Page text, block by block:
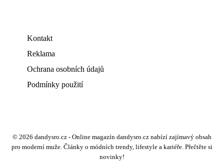
Kontakt
Reklama
Ochrana osobních údajů
Podmínky použití
© 2026 dandysro.cz - Online magazín dandysro.cz nabízí zajímavý obsah
pro moderní muže. Články o módních trendy, lifestyle a kariéře. Přečtěte si
novinky!